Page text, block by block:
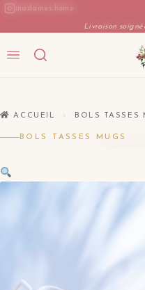
Allermadames.home
Livraison
ACCUEIL BOLS TASSES
BOLS TASSES MUGS